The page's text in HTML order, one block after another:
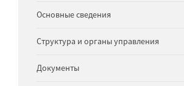
Основные сведения
Структура и органы управления
Документы